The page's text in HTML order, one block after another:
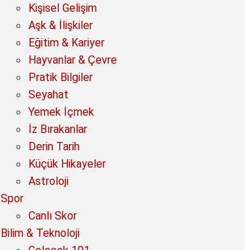
Kişisel Gelişim
Aşk & İlişkiler
Eğitim & Kariyer
Hayvanlar & Çevre
Pratik Bilgiler
Seyahat
Yemek İçmek
İz Bırakanlar
Derin Tarih
Küçük Hikayeler
Astroloji
Spor
Canlı Skor
Bilim & Teknoloji